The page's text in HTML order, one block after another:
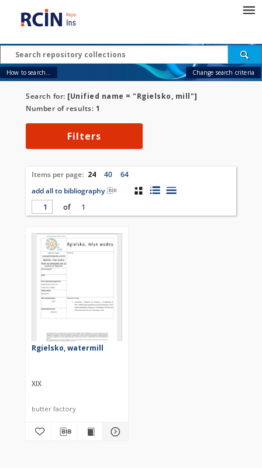
How to search... Change search criteria
Search for: [Unified name = "Rgielsko, mill"]
Number of results: 1
Filters
Items per page: 24 40
64
add all to bibliography
of
1
Rgielsko, watermill
XIX
butter factory